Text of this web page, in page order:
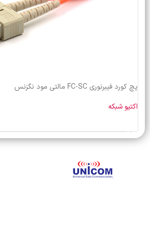
پچ کورد فیبرنوری FC-SC مالتی مود نگزنس
اکتیو شبکه